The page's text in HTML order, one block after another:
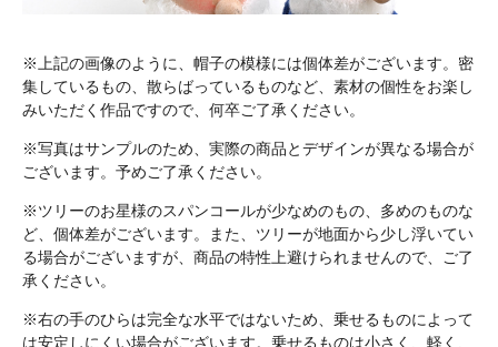
※上記の画像のように、帽子の模様には個体差がございます。密
集しているもの、散らばっているものなど、素材の個性をお楽し
みいただく作品ですので、何卒ご了承ください。
※写真はサンプルのため、実際の商品とデザインが異なる場合が
ございます。予めご了承ください。
※ツリーのお星様のスパンコールが少なめのもの、多めのものな
ど、個体差がございます。また、ツリーが地面から少し浮いてい
る場合がございますが、商品の特性上避けられませんので、ご了
承ください。
※右の手のひらは完全な水平ではないため、乗せるものによって
は安定しにくい場合がございます。乗せるものは小さく、軽く、